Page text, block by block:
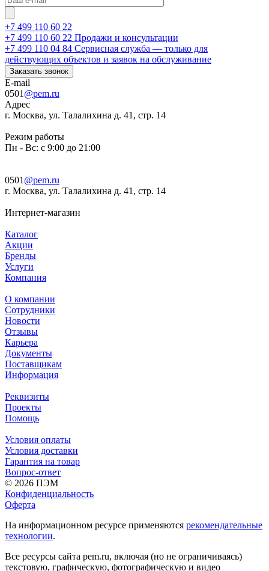
+7 499 110 60 22
+7 499 110 60 22 Продажи и консультации
+7 499 110 04 84 Сервисная служба — только для
действующих объектов и заявок на обслуживание
Заказать звонок
E-mail
0501 @pem.ru
Адрес
г. Москва, ул. Талалихина д. 41, стр. 14
Режим работы
Пн - Вс: с 9:00 до 21:00
0501 @pem.ru
г. Москва, ул. Талалихина д. 41, стр. 14
Интернет-магазин
Каталог
Акции
Бренды
Услуги
Компания
О компании
Сотрудники
Новости
Отзывы
Карьера
Документы
Поставщикам
Информация
Реквизиты
Проекты
Помощь
Условия оплаты
Условия доставки
Гарантия на товар
Вопрос-ответ
© 2026 ПЭМ
Конфиденциальность
Оферта
На информационном ресурсе применяются рекомендательные
технологии.
Все ресурсы сайта pem.ru, включая (но не ограничиваясь)
текстовую, графическую, фотографическую и видео